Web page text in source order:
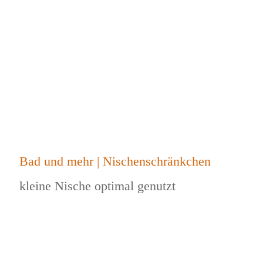
Bad und mehr | Nischenschränkchen
kleine Nische optimal genutzt